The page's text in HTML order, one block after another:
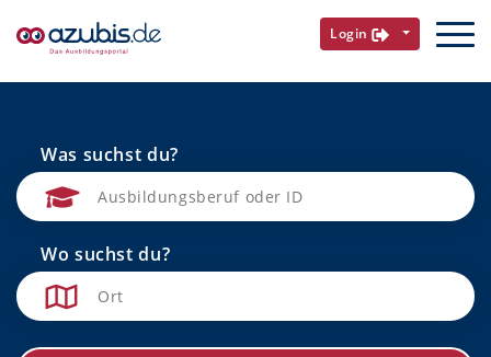
Login
Was suchst du?
Wo suchst du?